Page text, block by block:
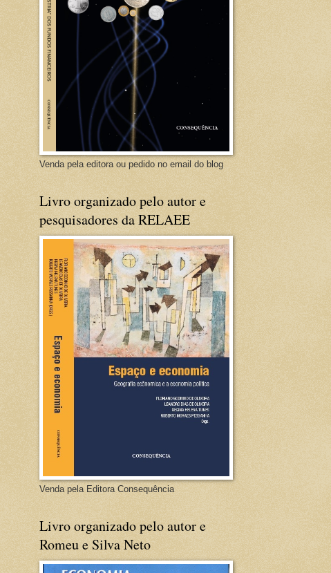
Venda pela editora ou pedido no email do blog
Livro organizado pelo autor e
pesquisadores da RELAEE
Venda pela Editora Consequência
Livro organizado pelo autor e
Romeu e Silva Neto